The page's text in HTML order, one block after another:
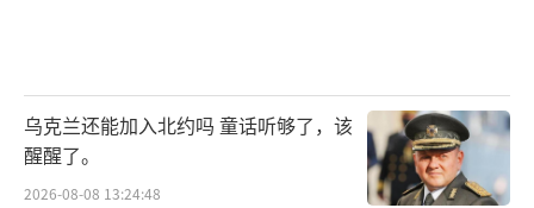
乌克兰还能加入北约吗 童话听够了，该
醒醒了。
2026-08-08 13:24:48